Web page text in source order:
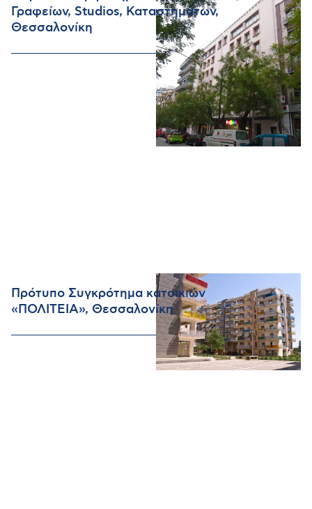
Γραφείων, Studios, Καταστημάτων,
Θεσσαλονίκη
Πρότυπο Συγκρότημα κατοικιών
«ΠΟΛΙΤΕΙΑ», Θεσσαλονίκη